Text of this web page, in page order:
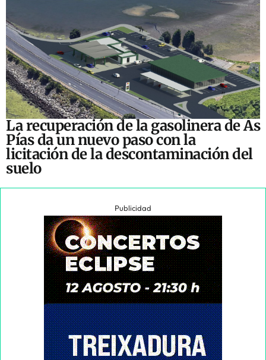
La recuperación de la gasolinera de As
Pías da un nuevo paso con la
licitación de la descontaminación del
suelo
Publicidad